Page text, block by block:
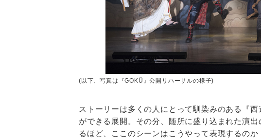
(以下、写真は『GOKÛ』公開リハーサルの様子)
ストーリーは多くの人にとって馴染みのある『
ができる展開。その分、随所に盛り込まれた演
るほど、ここのシーンはこうやって表現するの